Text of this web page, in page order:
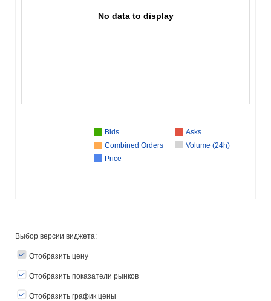
No data to display
Bids
Asks
Combined Orders
Volume (24h)
Price
Выбор версии виджета:
Отобразить цену
Отобразить показатели рынков
Отобразить график цены